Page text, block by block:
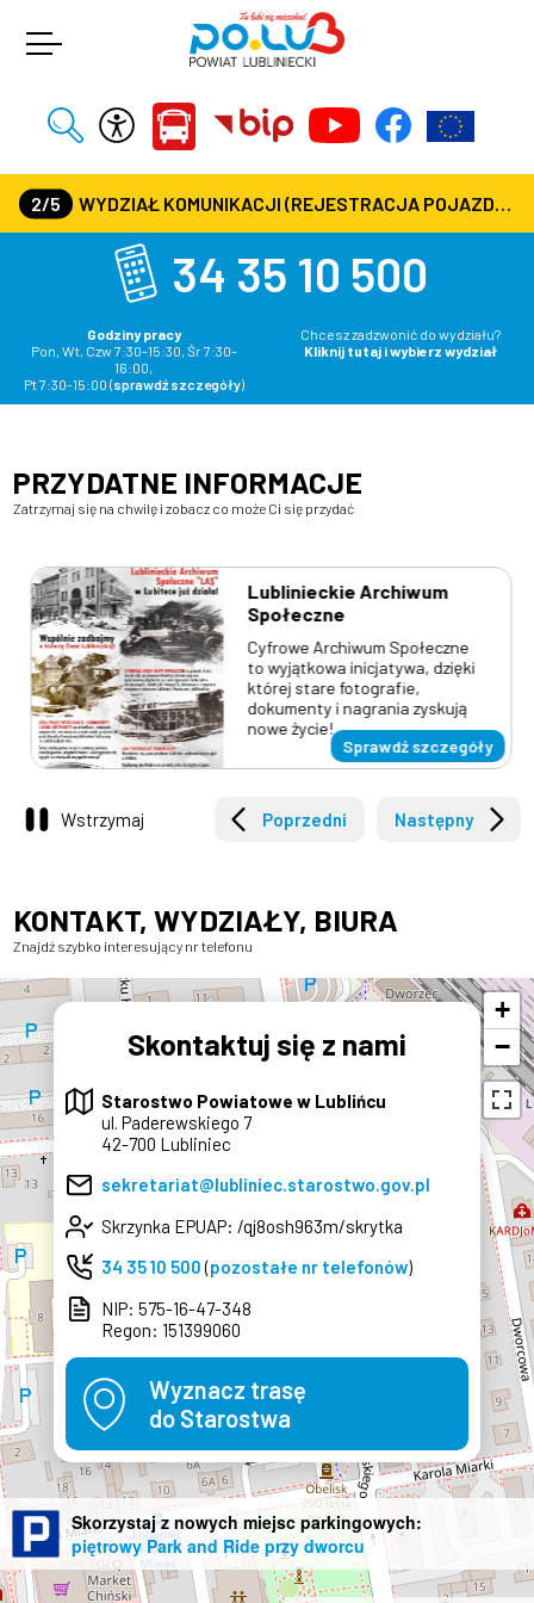
2/5 WYDZIAŁ KOMUNIKACJI (REJESTRACJA POJAZDÓW, PRAWA JAZDY) CZYNNY JEST W KAŻDĄ ŚRODĘ OD GODZ. 7:30 DO GODZ. 16:30
34 35 10 500
Godziny pracy
Pon, Wt, Czw 7:30-15:30, Śr 7:30-
16:00,
Pt 7:30-15:00 (sprawdź szczegóły)
Chcesz zadzwonić do wydziału?
Kliknij tutaj i wybierz wydział
PRZYDATNE INFORMACJE
Zatrzymaj się na chwilę i zobacz co może Ci się przydać
Lublinieckie Archiwum
Społeczne
Cyfrowe Archiwum Społeczne
to wyjątkowa inicjatywa, dzięki
której stare fotografie,
dokumenty i nagrania zyskują
nowe życie!
Sprawdź szczegóły
Wstrzymaj Poprzedni Następny
KONTAKT, WYDZIAŁY, BIURA
Znajdź szybko interesujący nr telefonu
Skontaktuj się z nami
Starostwo Powiatowe w Lublińcu
ul. Paderewskiego 7
42-700 Lubliniec
sekretariat@lubliniec.starostwo.gov.pl
Skrzynka EPUAP: /qj8osh963m/skrytka
34 35 10 500(pozostałe nr telefonów)
NIP: 575-16-47-348
Regon: 151399060
Wyznacz trasę
do Starostwa
Skorzystaj z nowych miejsc parkingowych:
piętrowy Park and Ride przy dworcu
+
−